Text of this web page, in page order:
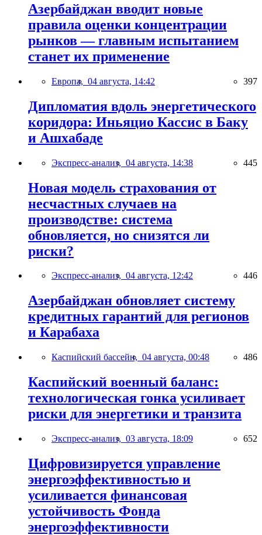
Азербайджан вводит новые
правила оценки концентрации
рынков — главным испытанием
станет их применение
Европа, 04 августа, 14:42 397
Дипломатия вдоль энергетического
коридора: Иньяцио Кассис в Баку
и Ашхабаде
Экспресс-анализ, 04 августа, 14:38 445
Новая модель страхования от
несчастных случаев на
производстве: система
обновляется, но снизятся ли
риски?
Экспресс-анализ, 04 августа, 12:42 446
Азербайджан обновляет систему
кредитных гарантий для регионов
и Карабаха
Каспийский бассейн, 04 августа, 00:48 486
Каспийский военный баланс:
технологическая гонка усиливает
риски для энергетики и транзита
Экспресс-анализ, 03 августа, 18:09 652
Цифровизируется управление
энергоэффективностью и
усиливается финансовая
устойчивость Фонда
энергоэффективности